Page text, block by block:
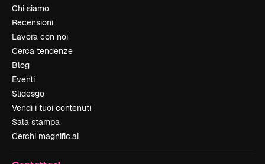
Chi siamo
Recensioni
Lavora con noi
Cerca tendenze
Blog
Eventi
Slidesgo
Vendi i tuoi contenuti
Sala stampa
Cerchi magnific.ai